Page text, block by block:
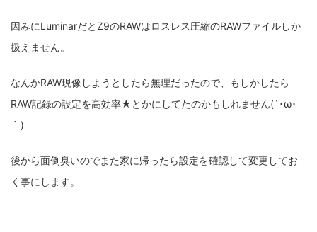
因みにLuminarだとZ9のRAWはロスレス圧縮のRAWファイルしか
扱えません。
なんかRAW現像しようとしたら無理だったので、もしかしたら
RAW記録の設定を高効率★とかにしてたのかもしれません(´･ω･
｀)
後から面倒臭いのでまた家に帰ったら設定を確認して変更してお
く事にします。